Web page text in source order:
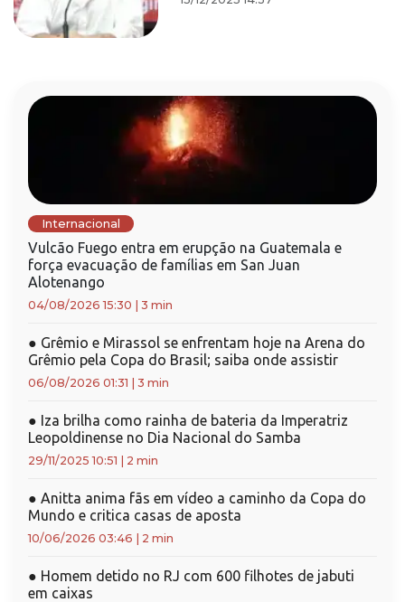
Internacional
Vulcão Fuego entra em erupção na Guatemala e
força evacuação de famílias em San Juan
Alotenango
04/08/2026 15:30 3 min
● Grêmio e Mirassol se enfrentam hoje na Arena do
Grêmio pela Copa do Brasil; saiba onde assistir
06/08/2026 01:31 3 min
● Iza brilha como rainha de bateria da Imperatriz
Leopoldinense no Dia Nacional do Samba
29/11/2025 10:51 2 min
● Anitta anima fãs em vídeo a caminho da Copa do
Mundo e critica casas de aposta
10/06/2026 03:46 2 min
● Homem detido no RJ com 600 filhotes de jabuti
em caixas